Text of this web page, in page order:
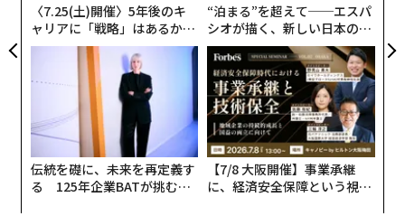
〈7.25(土)開催〉5年後のキ
ャリアに「戦略」はあるか。
トップエグゼクティブのキャ
リアに触れる1日│CAREER S
UMMIT 2026
“泊まる”を超えて──エスパ
シオが描く、新しい日本のラ
グジュアリー（前編）
伝統を礎に、未来を再定義す
る 125年企業BATが挑むス
【7/8 大阪開催】事業承継
に、経済安全保障という視点